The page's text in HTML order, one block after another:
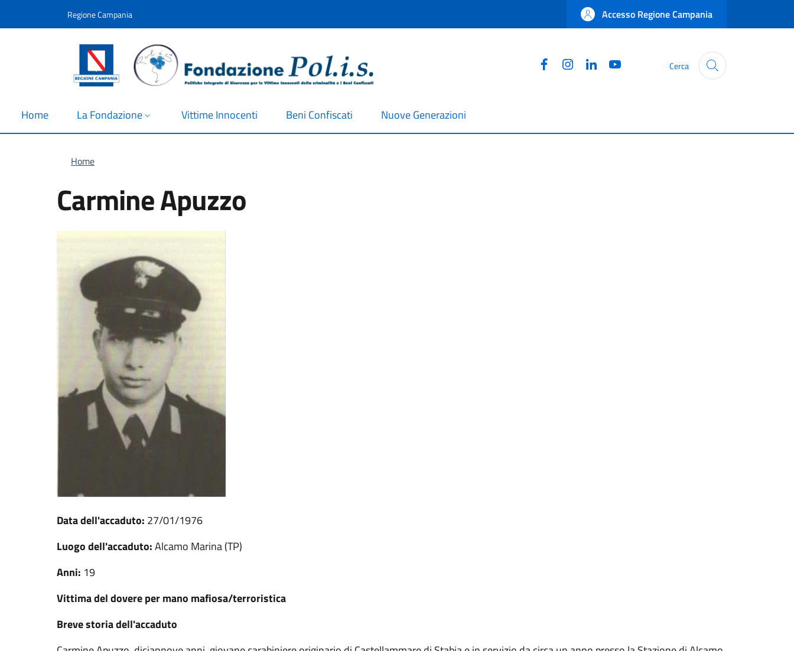
Regione Campania Accesso Regione Campania
FacebookInstagram
Linkedin Cerca
Home La Fondazione Vittime Innocenti Beni Confiscati Nuove Generazioni
Briciole di pane
Home
Carmine Apuzzo
Data dell'accaduto: 27/01/1976
Luogo dell'accaduto:Alcamo Marina (TP)
Anni: 19
Vittima del dovere per mano mafiosa/terroristica
Breve storia dell'accaduto